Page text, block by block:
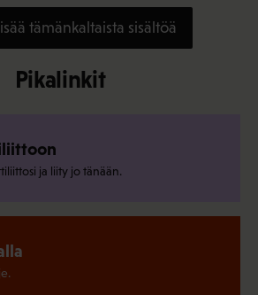
tämänkaltaista sisältöä
Pikalinkit
ja liity jo tänään.